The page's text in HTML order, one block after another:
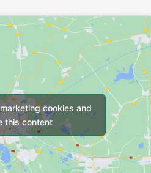
cookies and
this content